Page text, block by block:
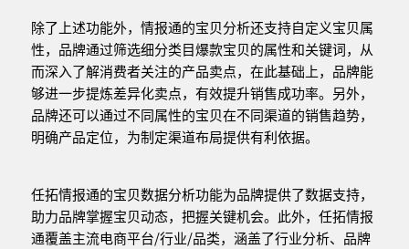
除了上述功能外，情报通的宝贝分析还支持自定义宝贝属
性，品牌通过筛选细分类目爆款宝贝的属性和关键词，从
而深入了解消费者关注的产品卖点，在此基础上，品牌能
够进一步提炼差异化卖点，有效提升销售成功率。另外，
品牌还可以通过不同属性的宝贝在不同渠道的销售趋势，
明确产品定位，为制定渠道布局提供有利依据。
任拓情报通的宝贝数据分析功能为品牌提供了数据支持，
助力品牌掌握宝贝动态，把握关键机会。此外，任拓情报
通覆盖主流电商平台/行业/品类，涵盖了行业分析、品牌